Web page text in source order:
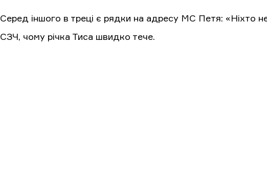
Серед іншого в треці є рядки на адресу МС Петя: «Ніхто
СЗЧ, чому річка Тиса швидко тече.